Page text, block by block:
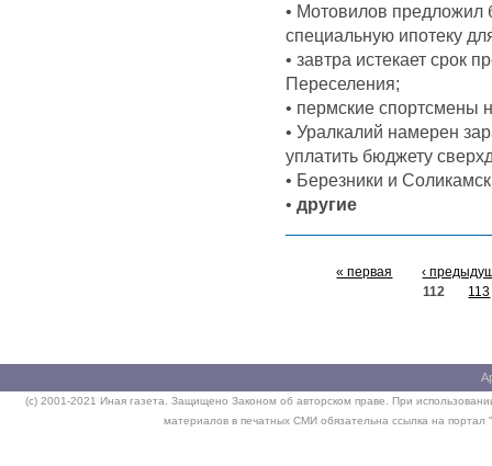
• Мотовилов предложил
специальную ипотеку
• завтра истекает срок
Переселения;
• пермские спортсмены
• Уралкалий намерен
уплатить бюджету
• Березники и
• другие
« первая
‹
112
113
(c) 2001-2021 Иная газета. Защищено Законом об авторском праве. При
материалов в печатных СМИ обязательна ссылка на